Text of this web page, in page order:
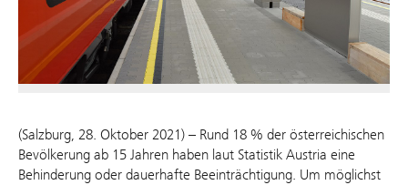
(Salzburg, 28. Oktober 2021) – Rund 18 % der österreichischen
Bevölkerung ab 15 Jahren haben laut Statistik Austria eine
Behinderung oder dauerhafte Beeinträchtigung. Um möglichst